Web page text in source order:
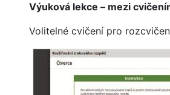
Výuková lekce – mezi
Volitelné cvičení pro